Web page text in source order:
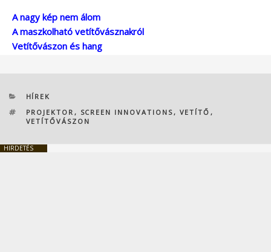
A nagy kép nem álom
A maszkolható vetítővásznakról
Vetítővászon és hang
KATEGÓRIÁK
HÍREK
CÍMKÉK
PROJEKTOR , SCREEN INNOVATIONS, VETÍTŐ ,
VETÍTŐVÁSZON
HIRDETÉS